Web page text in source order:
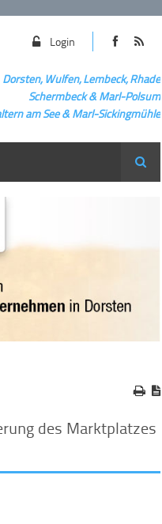
Login
Dorsten, Wulfen, Lembeck, Rhade
Schermbeck& Marl-Polsum
am See & Marl-Sickingmühle
Suche
des Marktplatzes